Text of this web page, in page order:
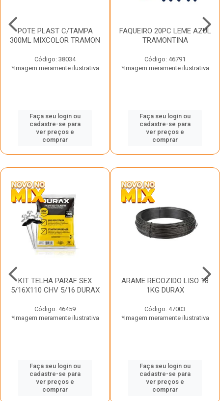
POTE PLAST C/TAMPA
300ML MIXCOLOR TRAMON
Código: 38034
*Imagem meramente ilustrativa
Faça seu login ou
cadastre-se para
ver preços e
comprar
FAQUEIRO 20PC LEME AZUL
TRAMONTINA
Código: 46791
*Imagem meramente ilustrativa
Faça seu login ou
cadastre-se para
ver preços e
comprar
KIT TELHA PARAF SEX
5/16X110 CHV 5/16 DURAX
Código: 46459
*Imagem meramente ilustrativa
Faça seu login ou
cadastre-se para
ver preços e
comprar
ARAME RECOZIDO LISO 18
1KG DURAX
Código: 47003
*Imagem meramente ilustrativa
Faça seu login ou
cadastre-se para
ver preços e
comprar